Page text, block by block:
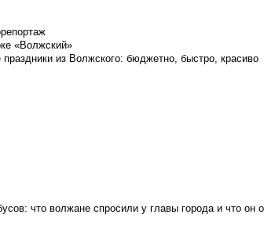
«Волжский»
из Волжского: бюджетно, быстро, красиво
что волжане спросили у главы города и что он